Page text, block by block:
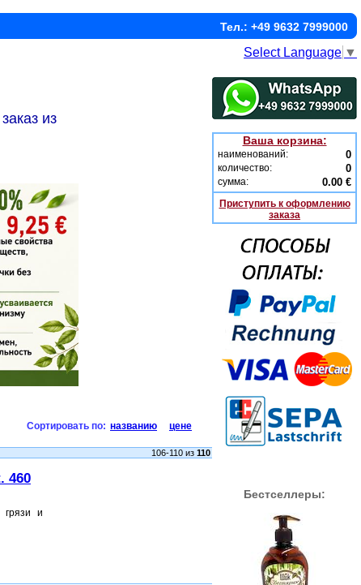
Тел.: +49 9632 7999000
Select Language ▼
из
Сортировать по: названию цене
106-110 из 110
460
грязи и
Ваша корзина:
наименований: 0
количество: 0
сумма: 0.00 €
Приступить к оформлению
заказа
Бестселлеры: